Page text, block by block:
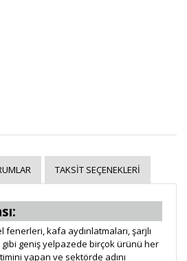
TAKSIT SEÇENEKLERI
fenerleri, kafa aydınlatmaları, şarjlı
geniş yelpazede birçok ürünü her
yapan ve sektörde adını